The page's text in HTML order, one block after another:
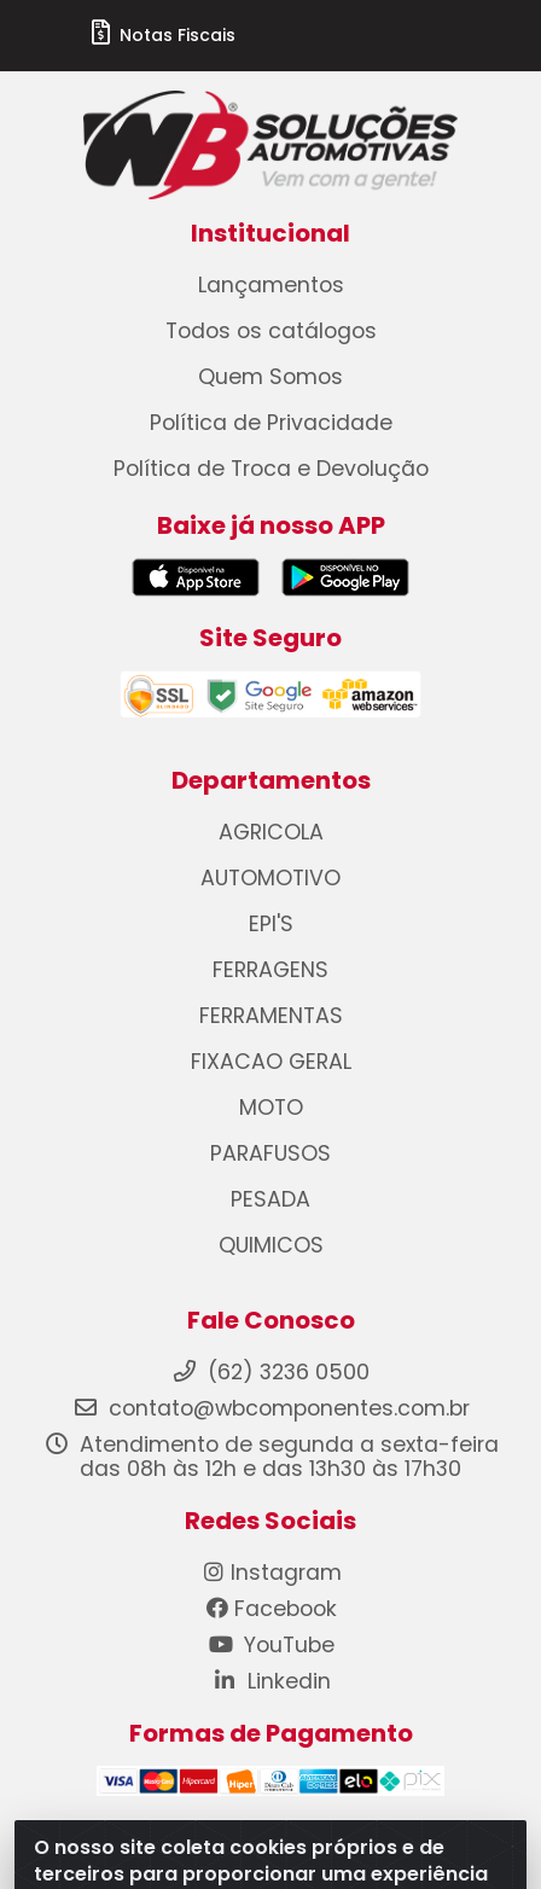
O nosso site coleta cookies próprios e de
terceiros para proporcionar uma experiência
Notas Fiscais
Institucional
Lançamentos
Todos os catálogos
Quem Somos
Política de Privacidade
Política de Troca e Devolução
Baixe já nosso APP
Site Seguro
Departamentos
AGRICOLA
AUTOMOTIVO
EPI'S
FERRAGENS
FERRAMENTAS
FIXACAO GERAL
MOTO
PARAFUSOS
PESADA
QUIMICOS
Fale Conosco
(62) 3236 0500
contato@wbcomponentes.com.br
Atendimento de segunda a sexta-feira
das 08h às 12h e das 13h30 às 17h30
Redes Sociais
Instagram
Facebook
YouTube
Linkedin
Formas de Pagamento
WB Componentes Automotivos LTDA - CNPJ